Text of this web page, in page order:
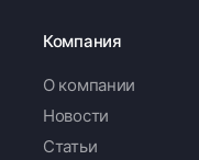
Компания
О компании
Новости
Статьи